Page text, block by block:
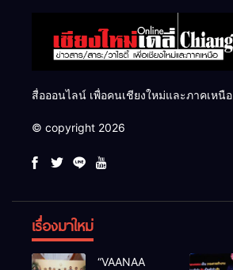
สื่อออนไลน์ เพื่อคนเชียงใหม่และภาคเหนือ
© copyright 2026
เรื่องมาใหม่
“VAANAA